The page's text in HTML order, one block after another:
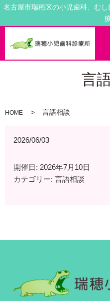
名古屋市瑞穂区の小児歯科、む
言
HOME 言語相談
2026/06/03
開催日: 2026年7月10日
カテゴリー:言語相談